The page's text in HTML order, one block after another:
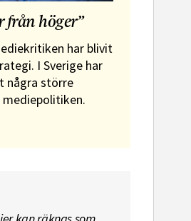
från höger”
har blivit
I Sverige har
några större